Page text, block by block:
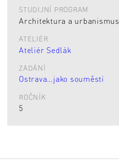
STUDIJNÍ PROGRAM
Architektura a urbanismus
ATELIÉR
Ateliér Sedlák
ZADÁNÍ
Ostrava…jako souměstí
ROČNÍK
5